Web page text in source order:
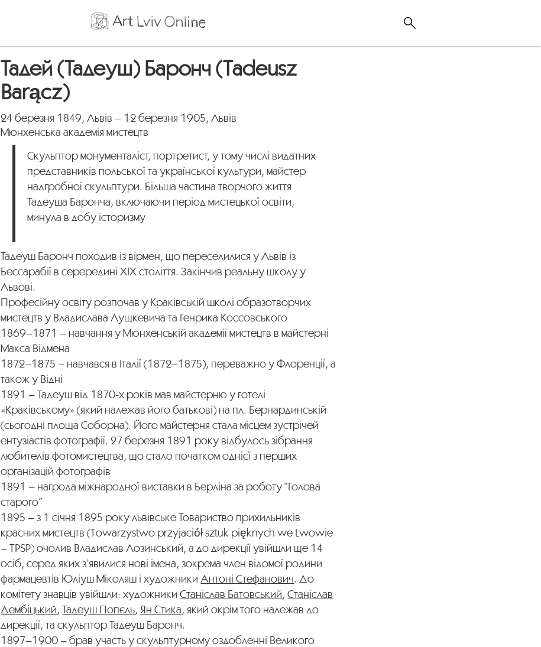
Тадей (Тадеуш) Баронч (Tadeusz
Barącz)
24 березня 1849, Львів – 12 березня 1905, Львів
Мюнхенська академія мистецтв
Скульптор монументаліст, портретист, у тому числі видатних
представників польської та української культури, майстер
надгробної скульптури. Більша частина творчого життя
Тадеуша Баронча, включаючи період мистецької освіти,
минула в добу історизму
Тадеуш Баронч походив із вірмен, що переселилися у Львів із
Бессарабії в серередині ХІХ століття. Закінчив реальну школу у
Львові.
Професійну освіту розпочав у Краківській школі образотворчих
мистецтв у Владислава Лущкевича та Генрика Коссовського
1869–1871 – навчання у Мюнхенській академії мистецтв в майстерні
Макса Відмена
1872–1875 – навчався в Італії (1872–1875), переважно у Флоренції, а
також у Відні
1891 – Тадеуш від 1870-х років мав майстерню у готелі
«Краківському» (який належав його батькові) на пл. Бернардинській
(сьогодні площа Соборна). Його майстерня стала місцем зустрічей
ентузіастів фотографії. 27 березня 1891 року відбулось зібрання
любителів фотомистецтва, що стало початком однієї з перших
організацій фотографів
1891 – нагрода міжнародної виставки в Берліна за роботу “Голова
старого”
1895 – з 1 січня 1895 року львівське Товариство прихильників
красних мистецтв (Towarzystwo przyjaciół sztuk pięknych we Lwowie
– TPSP) очолив Владислав Лозинський, а до дирекції увійшли ще 14
осіб, серед яких з’явилися нові імена, зокрема член відомої родини
фармацевтів Юліуш Міколяш і художники Антоні Стефанович. До
комітету знавців увійшли: художникиСтаніслав Батовський,Станіслав
Дембіцький,Тадеуш Попєль, Ян Стика, який окрім того належав до
дирекції, та скульптор Тадеуш Баронч.
1897–1900 – брав участь у скульптурному оздобленні Великого